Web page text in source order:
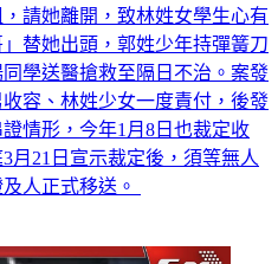
請她離開，致林姓女學生心有
替她出頭，郭姓少年持彈簧刀
學送醫搶救至隔日不治。案發
容、林姓少女一度責付，後發
情形，今年1月8日也裁定收
月21日宣示裁定後，須等無人
人正式移送。